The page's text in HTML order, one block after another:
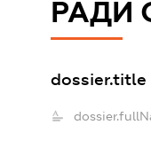
РАДИ
dossier.title